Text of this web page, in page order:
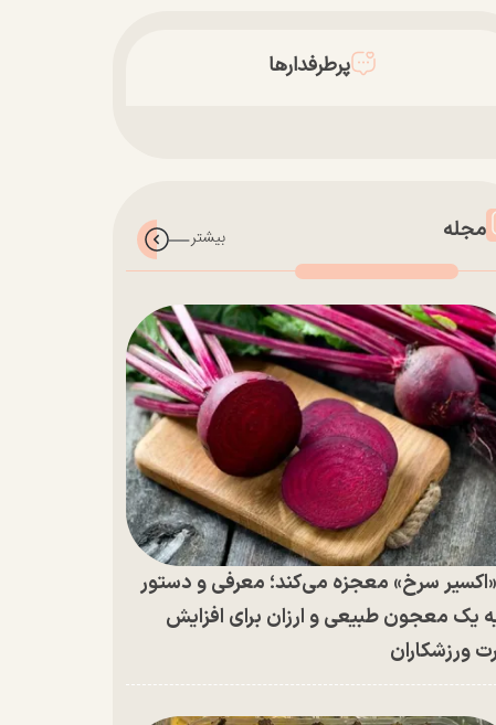
پرطرفدارها
مجله
«اکسیر سرخ» معجزه می‌کند؛ معرفی و دستور
یک معجون طبیعی و ارزان برای افزایش
ورزشکاران